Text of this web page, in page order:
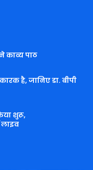
काव्य पाठ
है, जानिए डा. बीपी
शुरू,